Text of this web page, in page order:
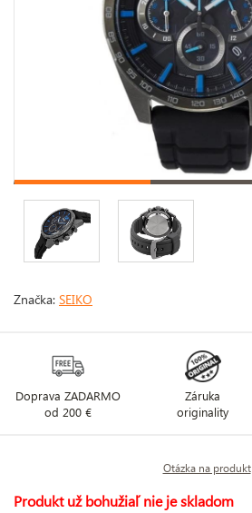
Značka: SEIKO
Doprava ZADARMO
od 200 €
Záruka
originality
Otázka na produkt
Produkt už bohužiaľ nie je skladom